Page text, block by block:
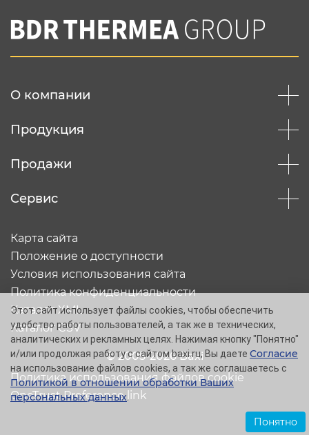
Вы соглашаетесь с нашей политикой
конфеденциальности
О компании
Продукция
Продажи
Сервис
© 2005-2026 Baxi
Карта сайта
Положение о доступности
Условия использования сайта
Политика конфиденциальности
Каталог XML
Каталог CSV
Политика использования файлов cookie
OneTrust Preference link
Этот сайт использует файлы cookies, чтобы обеспечить
удобство работы пользователей, а так же в технических,
аналитических и рекламных целях. Нажимая кнопку "Понятно"
и/или продолжая работу с сайтом baxi.ru, Вы даете Согласие
на использование файлов cookies, а так же соглашаетесь с
Политикой в отношении обработки Ваших
персональных данных.
Понятно